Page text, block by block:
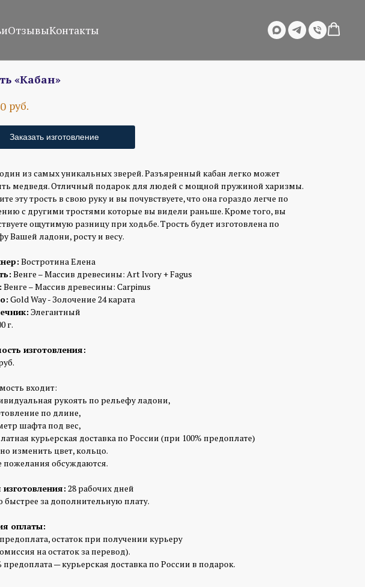
ОтзывыКонтакты
«Кабан»
руб.
Заказать изготовление
из самых уникальных зверей. Разъяренный кабан легко может
медведя. Отличный подарок для людей с мощной пружиной харизмы.
эту трость в свою руку и вы почувствуете, что она гораздо легче по
с другими тростями которые вы видели раньше. Кроме того, вы
ощутимую разницу при ходьбе. Трость будет изготовлена по
Вашей ладони, росту и весу.
Востротина Елена
Венге – Массив древесины: Art Ivory + Fagus
Венге – Массив древесины: Carpinus
Gold Way - Золочение 24 карата
Элегантный
г.
изготовления:
входит:
рукоять по рельефу ладони,
по длине,
шафта под вес,
курьерская доставка по России (при 100% предоплате)
изменить цвет, кольцо.
обсуждаются.
28 рабочих дней
за дополнительную плату.
оплаты:
остаток при получении курьеру
на остаток за перевод).
предоплата — курьерская доставка по России в подарок.